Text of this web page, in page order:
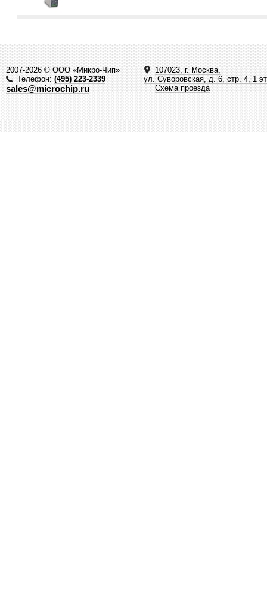
2007-2026 © ООО «Микро-Чип»
Телефон:(495) 223-2339
sales@microchip.ru
107023, г. Москва,
ул. Суворовская, д. 6, стр. 4, 1
Схема проезда